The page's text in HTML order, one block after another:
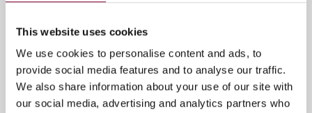
This website uses cookies
We use cookies to personalise content and ads, to
provide social media features and to analyse our traffic.
We also share information about your use of our site with
our social media, advertising and analytics partners who